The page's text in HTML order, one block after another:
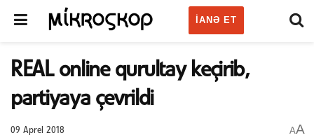
IANƏ ET
REAL online qurultay keçirib,
partiyaya çevrildi
09 Aprel 2018 AA